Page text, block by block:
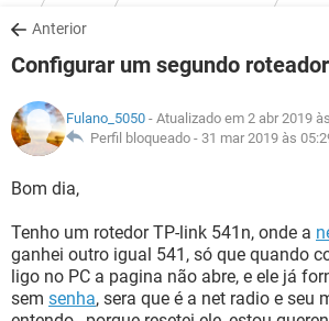
OUTLOOK
INSTAGRAM GMAIL
GUIA DE COMPRAS
JOGOS WHATSAPP
INSTAGRAM GMAIL
GUIA DE COMPRAS
DOWNLOADS
JOGOS
CELULAR
OUTLOOK EXCEL
INSTAGRAM
FÓRUM
JOGOS WHATSAPP
CELULAR
OUTLOOK
INSTAGRAM GMAIL
GUIA DE COMPRAS
GLOSSÁRIO
JOGOS
OUTLOOK EXCEL
INSTAGRAM GMAIL
Anterior
Configurar um segundo roteador
Fulano_5050 - Atualizado em 2 abr 2019
Perfil bloqueado - 31 mar 2019 às
Bom dia,
Tenho um rotedor TP-link 541n, onde a
ganhei outro igual 541, só que quando
ligo no PC a pagina não abre, e ele já
sem senha, sera que é a net radio e seu